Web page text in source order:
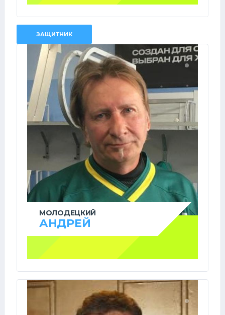
ЗАЩИТНИК
МОЛОДЕЦКИЙ
АНДРЕЙ